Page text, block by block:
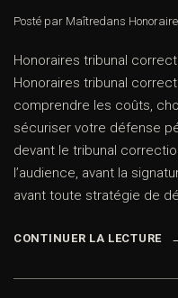
Posté par Maîtredans
Honoraires tribunal
Honoraires tribunal
comprendre les coûts,
sécuriser votre défense
devant le tribunal
l’audience, avant la
avant toute stratégie de
CONTINUER LA LECTURE